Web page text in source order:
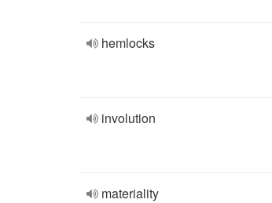
hemlocks
involution
materiality